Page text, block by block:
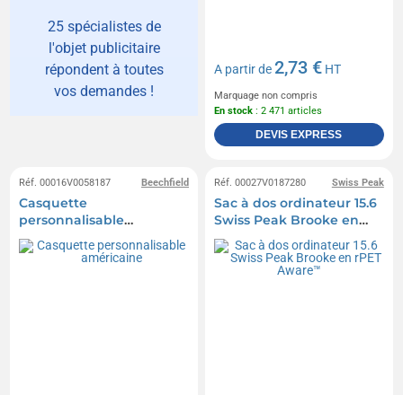
25 spécialistes de
l'objet publicitaire
répondent à toutes
vos demandes !
A partir de2,73 € HT
Marquage non compris
En stock : 2 471 articles
DEVIS EXPRESS
Beechfield
Réf. 00016V0058187
Casquette
personnalisable
américaine
Swiss Peak
Réf. 00027V0187280
Sac à dos ordinateur 15.6
Swiss Peak Brooke en
rPET Aware™